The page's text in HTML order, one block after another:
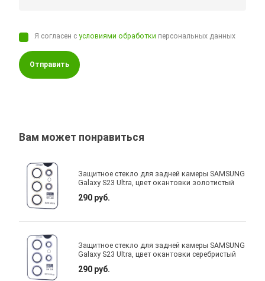
Я согласен сусловиями обработки персональных данных
Отправить
Вам может понравиться
Защитное стекло для задней камеры SAMSUNG
Galaxy S23 Ultra, цвет окантовки золотистый
290 руб.
Защитное стекло для задней камеры SAMSUNG
Galaxy S23 Ultra, цвет окантовки серебристый
290 руб.